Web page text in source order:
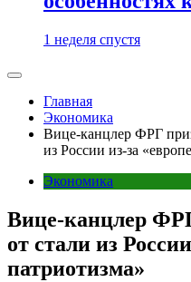
1 неделя спустя
Главная
Экономика
Вице-канцлер ФРГ
из России из-за
Экономика
Вице-канцлер
от стали из
патриотизма»